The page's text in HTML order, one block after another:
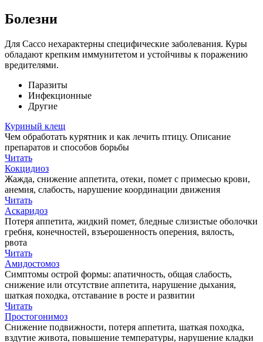
Болезни
Для Сассо нехарактерны специфические заболевания. Куры
обладают крепким иммунитетом и устойчивы к поражению
вредителями.
Паразиты
Инфекционные
Другие
Куриный клещ
Чем обработать курятник и как лечить птицу. Описание
препаратов и способов борьбы
Читать
Кокцидиоз
Жажда, снижение аппетита, отеки, помет с примесью крови,
анемия, слабость, нарушение координации движения
Читать
Аскаридоз
Потеря аппетита, жидкий помет, бледные слизистые оболочки
гребня, конечностей, взъерошенность оперения, вялость,
рвота
Читать
Амидостомоз
Симптомы острой формы: апатичность, общая слабость,
снижение или отсутствие аппетита, нарушение дыхания,
шаткая походка, отставание в росте и развитии
Читать
Простогонимоз
Снижение подвижности, потеря аппетита, шаткая походка,
вздутие живота, повышение температуры, нарушение кладки